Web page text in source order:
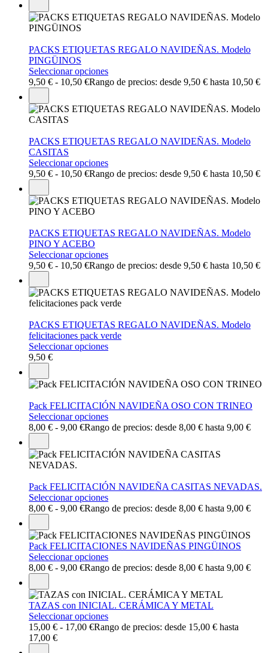
PACKS ETIQUETAS REGALO NAVIDEÑAS. Modelo
PINGÜINOS
Seleccionar opciones
9,50 € - 10,50 €Rango de precios: desde 9,50 € hasta 10,50 €
PACKS ETIQUETAS REGALO NAVIDEÑAS. Modelo
CASITAS
Seleccionar opciones
9,50 € - 10,50 €Rango de precios: desde 9,50 € hasta 10,50 €
PACKS ETIQUETAS REGALO NAVIDEÑAS. Modelo
PINO Y ACEBO
Seleccionar opciones
9,50 € - 10,50 €Rango de precios: desde 9,50 € hasta 10,50 €
PACKS ETIQUETAS REGALO NAVIDEÑAS. Modelo
felicitaciones pack verde
Seleccionar opciones
9,50 €
Pack FELICITACIÓN NAVIDEÑA OSO CON TRINEO
Seleccionar opciones
8,00 € - 9,00 €Rango de precios: desde 8,00 € hasta 9,00 €
Pack FELICITACIÓN NAVIDEÑA CASITAS NEVADAS.
Seleccionar opciones
8,00 € - 9,00 €Rango de precios: desde 8,00 € hasta 9,00 €
Pack FELICITACIONES NAVIDEÑAS PINGÜINOS
Seleccionar opciones
8,00 € - 9,00 €Rango de precios: desde 8,00 € hasta 9,00 €
TAZAS con INICIAL. CERÁMICA Y METAL
Seleccionar opciones
15,00 € - 17,00 €Rango de precios: desde 15,00 € hasta
17,00 €